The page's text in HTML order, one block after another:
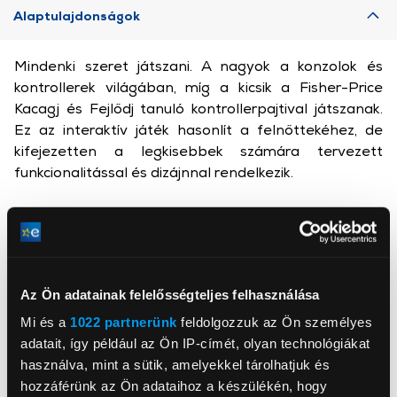
Az Ön adatainak felelősségteljes felhasználása
Mi és a 1022 partnerünk feldolgozzuk az Ön személyes
adatait, így például az Ön IP-címét, olyan technológiákat
használva, mint a sütik, amelyekkel tárolhatjuk és
hozzáférünk az Ön adataihoz a készülékén, hogy
Alaptulajdonságok
Mattel Europa B.V.
NAMISCS@mattel.com
1186MJ, Amstelveen, Gondel 1
Korosztály 1+ év
Mindenki szeret játszani. A nagyok a konzolok és
kontrollerek világában, míg a kicsik a Fisher-Price
Kacagj és Fejlődj tanuló kontrollerpajtival játszanak.
Ez az interaktív játék hasonlít a felnőttekéhez, de
kifejezetten a legkisebbek számára tervezett
funkcionalitással és dizájnnal rendelkezik.